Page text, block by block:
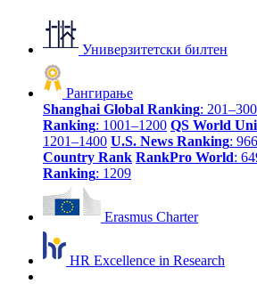
Универзитетски билтен
Рангирање
Shanghai Global Ranking: 201–300
Ranking: 1001–1200 QS World
1201–1400 U.S. News Ranking: 966
Country Rank RankPro World:
Ranking: 1209
Erasmus Charter
HR Excellence in Research